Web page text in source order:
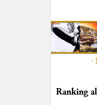
Ranking